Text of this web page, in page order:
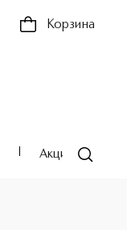
Корзина
Акции